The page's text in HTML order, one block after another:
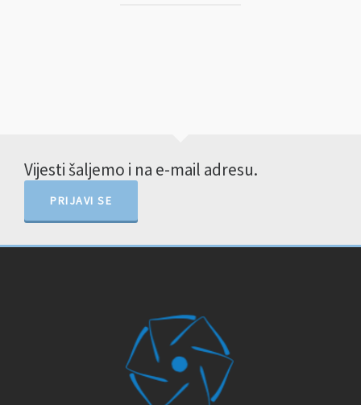
Vijesti šaljemo i na e-mail adresu.
PRIJAVI SE